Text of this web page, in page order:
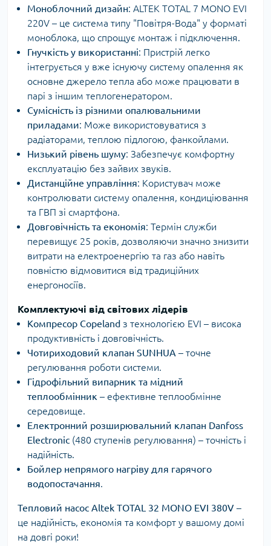
Моноблочний дизайн: ALTEK TOTAL 7 MONO EVI
220V – це система типу "Повітря-Вода" у форматі
моноблока, що спрощує монтаж і підключення.
Гнучкість у використанні: Пристрій легко
інтегрується у вже існуючу систему опалення як
основне джерело тепла або може працювати в
парі з іншим теплогенератором.
Сумісність із різними опалювальними
приладами: Може використовуватися з
радіаторами, теплою підлогою, фанкойлами.
Низький рівень шуму: Забезпечує комфортну
експлуатацію без зайвих звуків.
Дистанційне управління: Користувач може
контролювати систему опалення, кондиціювання
та ГВП зі смартфона.
Довговічність та економія: Термін служби
перевищує 25 років, дозволяючи значно знизити
витрати на електроенергію та газ або навіть
повністю відмовитися від традиційних
енергоносіїв.
Комплектуючі від світових лідерів
Компресор Copeland з технологією EVI – висока
продуктивність і довговічність.
Чотириходовий клапан SUNHUA – точне
регулювання роботи системи.
Гідрофільний випарник та мідний
теплообмінник – ефективне теплообмінне
середовище.
Електронний розширювальний клапан Danfoss
Electronic (480 ступенів регулювання) – точність і
надійність.
Бойлер непрямого нагріву для гарячого
водопостачання
Тепловий насос Altek TOTAL 32 MONO EVI 380V –
це надійність, економія та комфорт у вашому домі
на довгі роки!